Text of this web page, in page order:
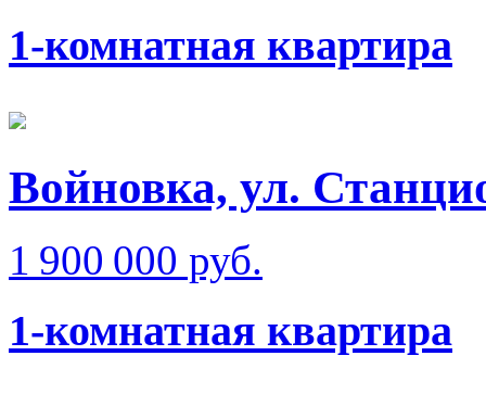
1-комнатная квартира
Войновка, ул.
1 900 000 руб.
1-комнатная квартира